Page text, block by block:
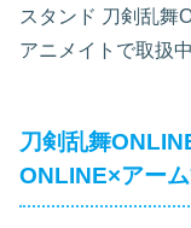
スタンド 刀剣乱舞
アニメイトで取扱中
刀剣乱舞
ONLINE×アー